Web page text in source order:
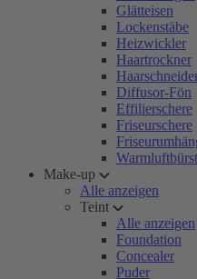
Glätteisen
Lockenstäbe
Heizwickler
Haartrockner
Diffusor-Fön
Effilierschere
Friseurschere
Make-up
Alle anzeigen
Teint
Alle anzeigen
Foundation
Concealer
Puder